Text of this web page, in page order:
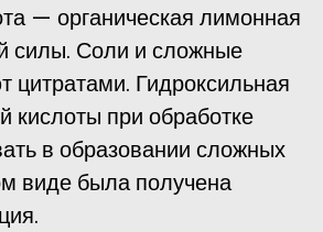
— органическая лимонная
силы. Соли и сложные
Гидроксильная
кислоты при обработке
в образовании сложных
виде была получена